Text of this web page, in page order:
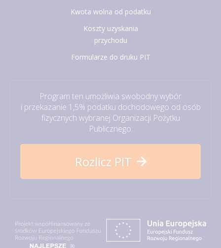
Kwota wolna od podatku
Koszty uzyskania
przychodu
Formularze do druku PIT
Program ten umożliwia swobodny wybór
i przekazanie 1,5% podatku dochodowego od osób
fizycznych wybranej Organizacji Pożytku
Publicznego.
Rozlicz PIT